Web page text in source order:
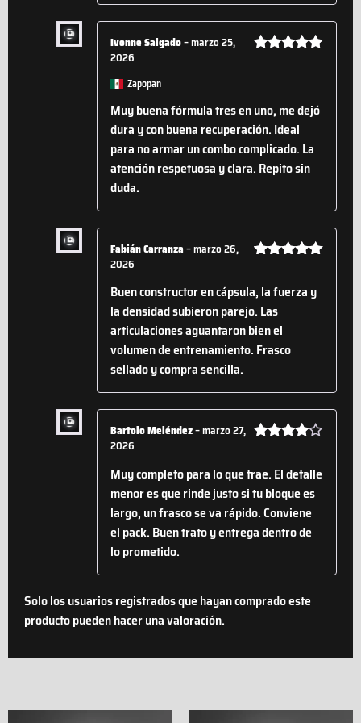
Ivonne Salgado–marzo 25,
2026
Zapopan
Muy buena fórmula tres en uno, me dejó
dura y con buena recuperación. Ideal
para no armar un combo complicado. La
atención respetuosa y clara. Repito sin
duda.
Fabián Carranza–marzo 26,
2026
Buen constructor en cápsula, la fuerza y
la densidad subieron parejo. Las
articulaciones aguantaron bien el
volumen de entrenamiento. Frasco
sellado y compra sencilla.
5
Bartolo Meléndez–marzo 27,
2026
Muy completo para lo que trae. El detalle
menor es que rinde justo si tu bloque es
largo, un frasco se va rápido. Conviene
el pack. Buen trato y entrega dentro de
lo prometido.
Solo los usuarios registrados que hayan comprado este
producto pueden hacer una valoración.